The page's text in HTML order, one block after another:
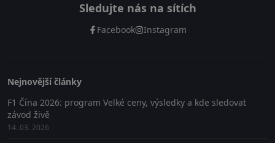
Sledujte nás na sítích
Facebook Instagram
Nejnovější články
F1 Čína 2026: program Velké ceny, výsledky a kde sledovat
závod živě
14. 03. 2026